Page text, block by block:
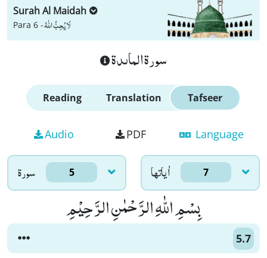
Surah Al Maidah
Para 6 -لَا یُحِبُّ اللّٰهُ
سورة الماىدة
Reading Translation Tafseer
Audio PDF Language
سورۃ 5 اٰياتها 7
بِسْمِ اللّٰهِ الرَّحْمٰنِ الرَّحِیْمِ
5.7